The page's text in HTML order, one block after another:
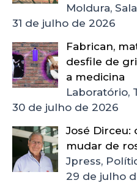
Moldura,
31 de julho de 2026
Fabrican,
desfile de
a medicina
Laboratório,
30 de julho de 2026
José Dirceu:
mudar de
Jpress,
29 de julho